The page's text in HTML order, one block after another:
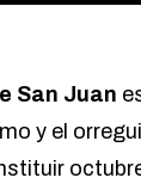
San Juan
y el